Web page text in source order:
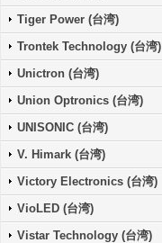
Tiger Power (台湾)
Trontek Technology (台湾)
Unictron (台湾)
Union Optronics (台湾)
UNISONIC (台湾)
V. Himark (台湾)
Victory Electronics (台湾)
VioLED (台湾)
Vistar Technology (台湾)